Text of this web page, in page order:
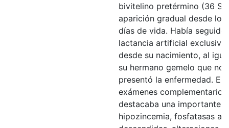
bivitelino pretérmino (36
aparición gradual desde los
días de vida. Había seguido
lactancia artificial
desde su nacimiento, al
su hermano gemelo que no
presentó la enfermedad.
exámenes complementarios
destacaba una importante
hipozincemia, fosfatasas